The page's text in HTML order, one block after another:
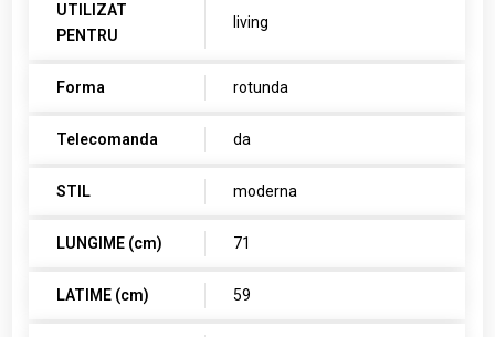
UTILIZAT
PENTRU
living
Forma rotunda
Telecomanda da
STIL moderna
LUNGIME (cm) 71
LATIME (cm) 59